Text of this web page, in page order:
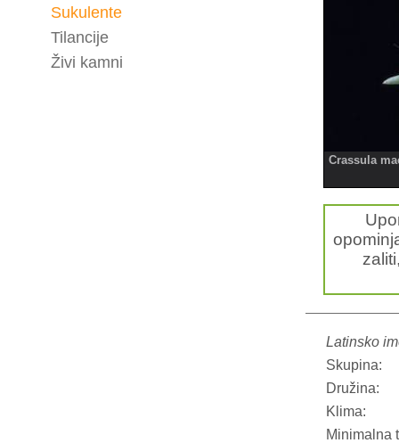
Sukulente
Tilancije
Živi kamni
Crassula
Latinsko
Skupina:
Družina:
Klima:
Minimalna